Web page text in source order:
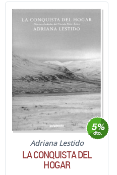
Adriana Lestido
LA CONQUISTA DEL
HOGAR